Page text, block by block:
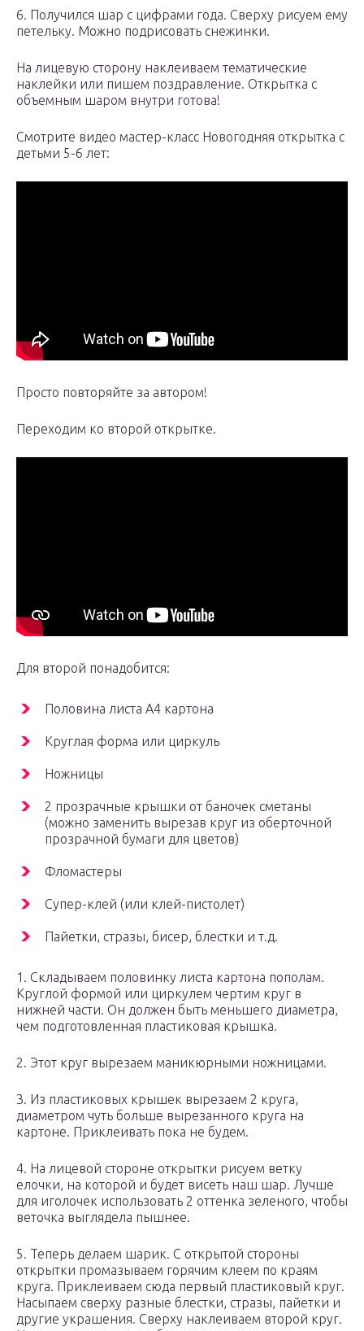
6. Получился шар с цифрами года. Сверху рисуем ему
петельку. Можно подрисовать снежинки.
На лицевую сторону наклеиваем тематические
наклейки или пишем поздравление. Открытка с
объемным шаром внутри готова!
Смотрите видео мастер-класс Новогодняя открытка с
детьми 5-6 лет:
Просто повторяйте за автором!
Переходим ко второй открытке.
Для второй понадобится:
Половина листа А4 картона
Круглая форма или циркуль
Ножницы
2 прозрачные крышки от баночек сметаны
(можно заменить вырезав круг из оберточной
прозрачной бумаги для цветов)
Фломастеры
Супер-клей (или клей-пистолет)
Пайетки, стразы, бисер, блестки и т.д.
1. Складываем половинку листа картона пополам.
Круглой формой или циркулем чертим круг в
нижней части. Он должен быть меньшего диаметра,
чем подготовленная пластиковая крышка.
2. Этот круг вырезаем маникюрными ножницами.
3. Из пластиковых крышек вырезаем 2 круга,
диаметром чуть больше вырезанного круга на
картоне. Приклеивать пока не будем.
4. На лицевой стороне открытки рисуем ветку
елочки, на которой и будет висеть наш шар. Лучше
для иголочек использовать 2 оттенка зеленого, чтобы
веточка выглядела пышнее.
5. Теперь делаем шарик. С открытой стороны
открытки промазываем горячим клеем по краям
круга. Приклеиваем сюда первый пластиковый круг.
Насыпаем сверху разные блестки, стразы, пайетки и
другие украшения. Сверху наклеиваем второй круг.